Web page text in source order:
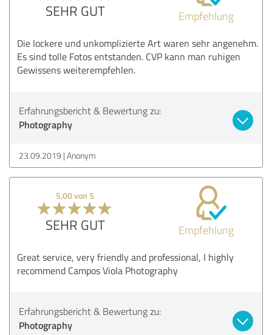
SEHR GUT Empfehlung
Die lockere und unkomplizierte Art waren sehr angenehm.
Es sind tolle Fotos entstanden. CVP kann man ruhigen
Gewissens weiterempfehlen.
Erfahrungsbericht & Bewertung zu:
Photography
23.09.2019 Anonym
5,00 von 5
SEHR GUT Empfehlung
Great service, very friendly and professional, I highly
recommend Campos Viola Photography
Erfahrungsbericht & Bewertung zu:
Photography